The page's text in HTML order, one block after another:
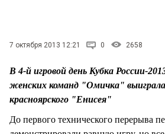
7 октября 2013 12:21 0 2658
В 4-й игровой день Кубка России-
женских команд "Омичка" выиграла
красноярского "Енисея"
До первого технического перерыва